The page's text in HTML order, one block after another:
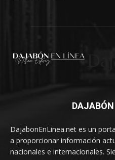
DajabonEnLinea.net es un
a proporcionar información
nacionales e internacionales.